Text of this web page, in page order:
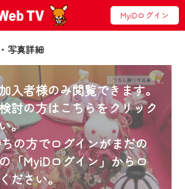
MyiDログイン
真詳細
入者様のみ閲覧できます。
討の方はこちらをクリック
。
の方でログインがまだの
「MyiDログイン」からロ
ださい。
お知らせ